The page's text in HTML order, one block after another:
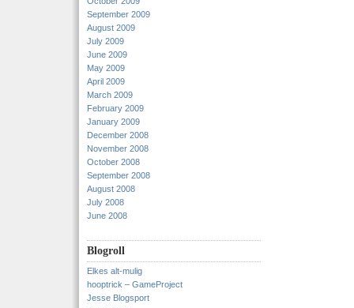
September 2009
August 2009
July 2009
June 2009
May 2009
April 2009
March 2009
February 2009
January 2009
December 2008
November 2008
October 2008
September 2008
August 2008
July 2008
June 2008
Blogroll
Elkes alt-mulig
hooptrick – GameProject
Jesse Blogsport